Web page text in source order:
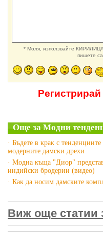
* Моля, използвайте
пишете
Още за Модни
· Бъдете в крак с
модерните дамски дрехи
· Модна къща "Диор"
индийски бродерии (видео)
· Как да носим дамските
Виж още статии